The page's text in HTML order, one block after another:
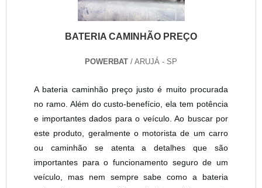
BATERIA CAMINHÃO PREÇO
POWERBAT / ARUJÁ - SP
A bateria caminhão preço justo é muito procurada
no ramo. Além do custo-benefício, ela tem potência
e importantes dados para o veículo. Ao buscar por
este produto, geralmente o motorista de um carro
ou caminhão se atenta a detalhes que são
importantes para o funcionamento seguro de um
veículo, mas nem sempre sabe como a bateria